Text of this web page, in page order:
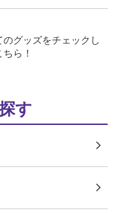
グッズをチェックし
ら！
す